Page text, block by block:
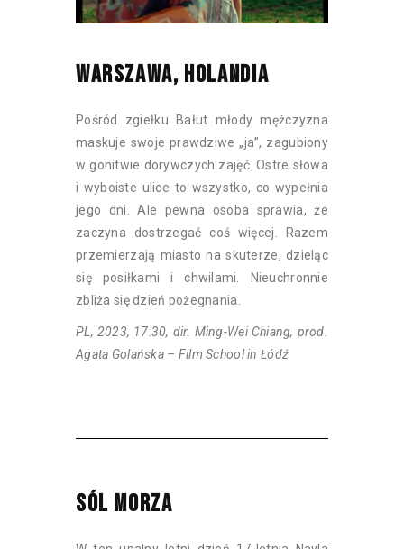
WARSZAWA, HOLANDIA
Pośród zgiełku Bałut młody mężczyzna
maskuje swoje prawdziwe „ja”, zagubiony
w gonitwie dorywczych zajęć. Ostre słowa
i wyboiste ulice to wszystko, co wypełnia
jego dni. Ale pewna osoba sprawia, że
zaczyna dostrzegać coś więcej. Razem
przemierzają miasto na skuterze, dzieląc
się posiłkami i chwilami. Nieuchronnie
zbliża się dzień pożegnania.
PL, 2023, 17:30, dir. Ming-Wei Chiang, prod.
Agata Golańska – Film School in Łódź
SÓL MORZA